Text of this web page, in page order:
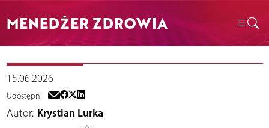
MENEDŻER ZDROWIA
15.06.2026
Udostępnij
Autor: Krystian Lurka